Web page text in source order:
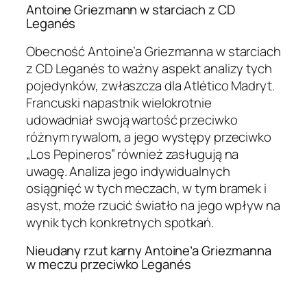
Antoine Griezmann w starciach z CD
Leganés
Obecność Antoine’a Griezmanna w starciach
z CD Leganés to ważny aspekt analizy tych
pojedynków, zwłaszcza dla Atlético Madryt.
Francuski napastnik wielokrotnie
udowadniał swoją wartość przeciwko
różnym rywalom, a jego występy przeciwko
„Los Pepineros” również zasługują na
uwagę. Analiza jego indywidualnych
osiągnięć w tych meczach, w tym bramek i
asyst, może rzucić światło na jego wpływ na
wynik tych konkretnych spotkań.
Nieudany rzut karny Antoine’a Griezmanna
w meczu przeciwko Leganés